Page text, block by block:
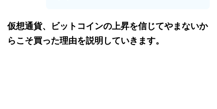
仮想通貨、ビットコインの上昇を信じてやまないか
らこそ買った理由を説明していきます。